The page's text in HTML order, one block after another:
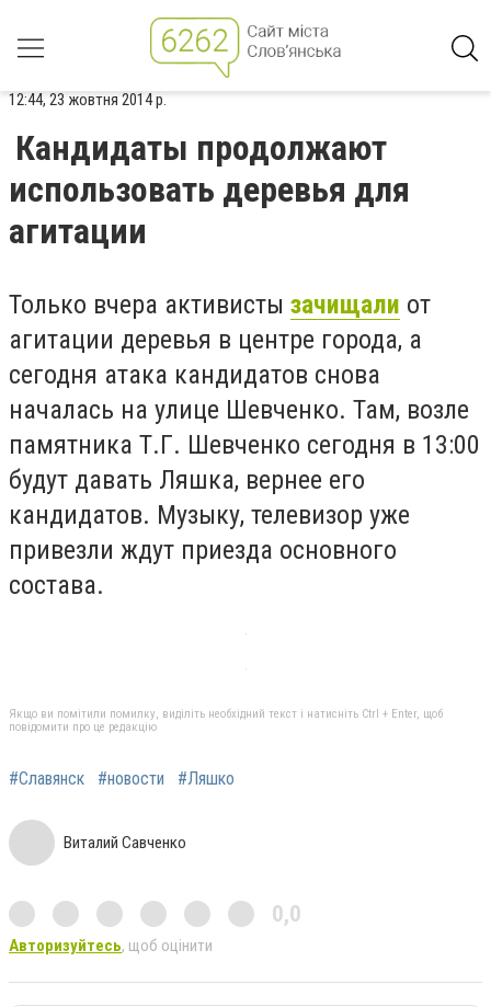
12:44, 23 жовтня 2014 р.
Кандидаты продолжают
использовать деревья для
агитации
Только вчера активисты зачищали от
агитации деревья в центре города, а
сегодня атака кандидатов снова
началась на улице Шевченко. Там, возле
памятника Т.Г. Шевченко сегодня в 13:00
будут давать Ляшка, вернее его
кандидатов. Музыку, телевизор уже
привезли ждут приезда основного
состава.
Якщо ви помітили помилку, виділіть необхідний текст і натисніть Ctrl + Enter, щоб
повідомити про це редакцію
#Славянск #новости #Ляшко
Виталий Савченко
0,0
Авторизуйтесь, щоб оцінити